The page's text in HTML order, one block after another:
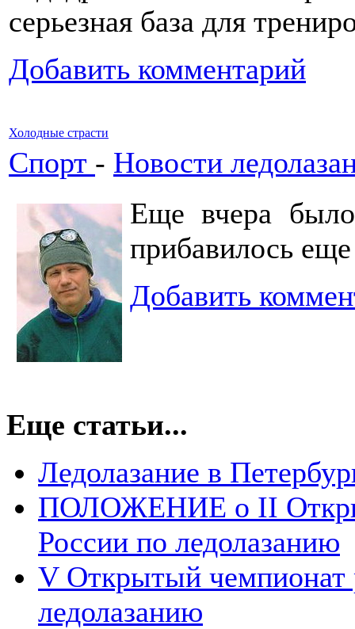
серьезная база для
Добавить комментарий
Холодные страсти
Спорт - Новости
Еще вчера
прибавилось
Добавить
Еще статьи...
Ледолазание в
ПОЛОЖЕНИЕ о II
России по ледолазанию
V Открытый чемпионат
ледолазанию